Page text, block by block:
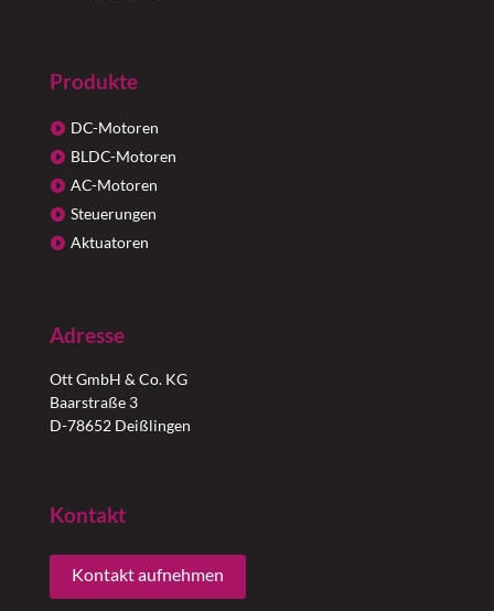
Produkte
DC-Motoren
BLDC-Motoren
AC-Motoren
Steuerungen
Aktuatoren
Adresse
Ott GmbH & Co. KG
Baarstraße 3
D-78652 Deißlingen
Kontakt
Kontakt aufnehmen